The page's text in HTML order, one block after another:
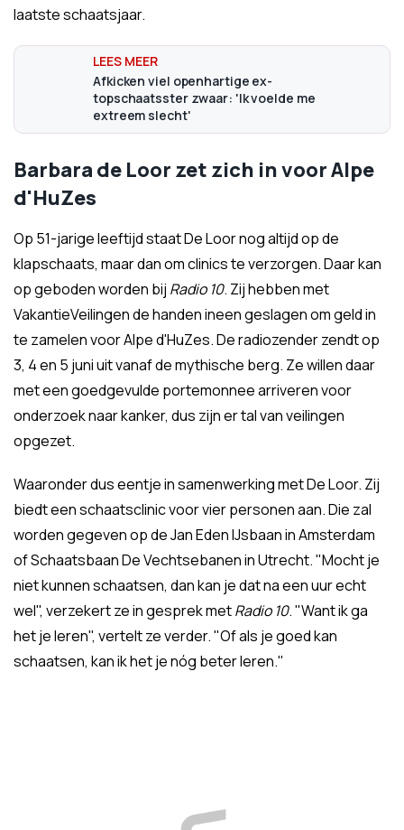
laatste schaatsjaar.
Afkicken viel openhartige ex-
topschaatsster zwaar: 'Ik voelde me
extreem slecht'
Barbara de Loor zet zich in voor Alpe
d'HuZes
Op 51-jarige leeftijd staat De Loor nog altijd op de
klapschaats, maar dan om clinics te verzorgen. Daar kan
op geboden worden bij Radio 10. Zij hebben met
VakantieVeilingen de handen ineen geslagen om geld in
te zamelen voor Alpe d'HuZes. De radiozender zendt op
3, 4 en 5 juni uit vanaf de mythische berg. Ze willen daar
met een goedgevulde portemonnee arriveren voor
onderzoek naar kanker, dus zijn er tal van veilingen
opgezet.
Waaronder dus eentje in samenwerking met De Loor. Zij
biedt een schaatsclinic voor vier personen aan. Die zal
worden gegeven op de Jan Eden IJsbaan in Amsterdam
of Schaatsbaan De Vechtsebanen in Utrecht. "Mocht je
niet kunnen schaatsen, dan kan je dat na een uur echt
wel", verzekert ze in gesprek metRadio 10. "Want ik ga
het je leren", vertelt ze verder. "Of als je goed kan
schaatsen, kan ik het je nóg beter leren."